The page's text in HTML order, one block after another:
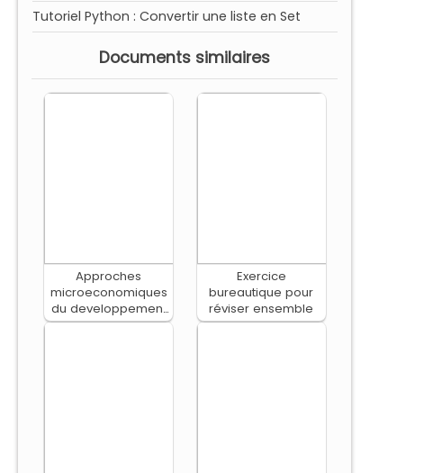
Tutoriel Python : Convertir une liste en Set
Documents similaires
Approches
microeconomiques
du developpement
economique local
Exercice
bureautique pour
réviser ensemble